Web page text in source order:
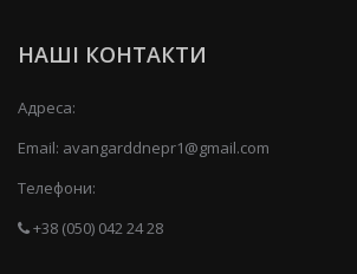
НАШІ КОНТАКТИ
Адреса:
Email: avangarddnepr1@gmail.com
Телефони:
+38 (050) 042 24 28